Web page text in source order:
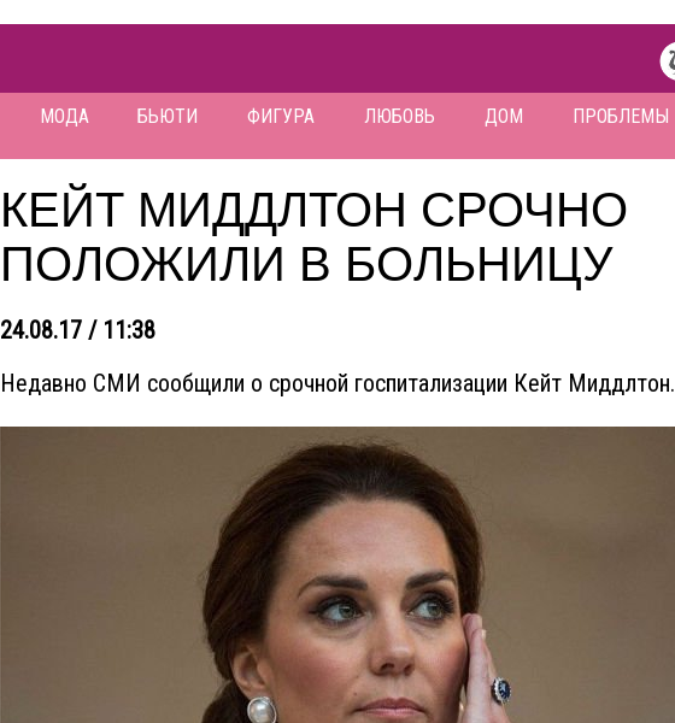
МОДА БЬЮТИ ФИГУРА ЛЮБОВЬ ДОМ ПРОБЛЕМЫ
КЕЙТ МИДДЛТОН СРОЧНО
ПОЛОЖИЛИ В БОЛЬНИЦУ
24.08.17 / 11:38
Недавно СМИ сообщили о срочной госпитализации Кейт Миддлтон.